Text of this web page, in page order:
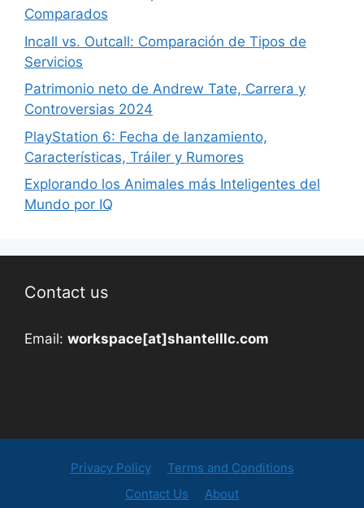
Comparados
Incall vs. Outcall: Comparación de Tipos de
Servicios
Patrimonio neto de Andrew Tate, Carrera y
Controversias 2024
PlayStation 6: Fecha de lanzamiento,
Características, Tráiler y Rumores
Explorando los Animales más Inteligentes del
Mundo por IQ
Contact us
Email: workspace[at]shantelllc.com
Privacy Policy
Terms and Conditions
Contact Us
About